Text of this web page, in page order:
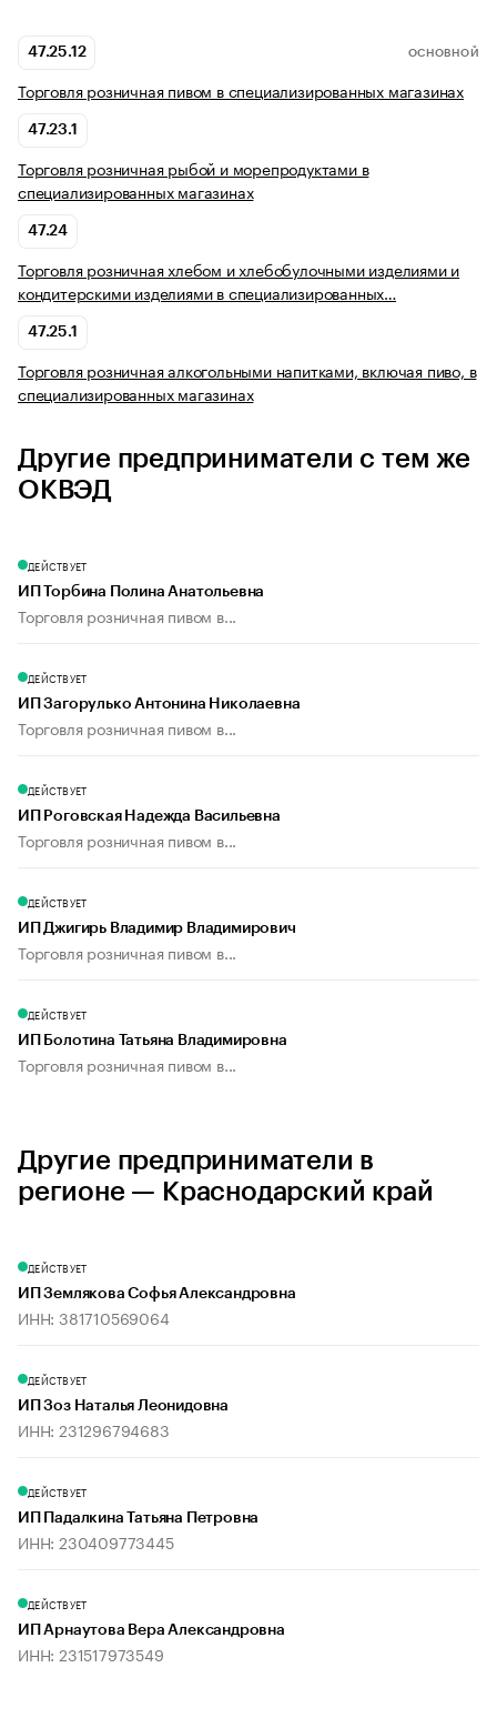
47.25.12 ОСНОВНОЙ
Торговля розничная пивом в специализированных магазинах
47.23.1
Торговля розничная рыбой и морепродуктами в
специализированных магазинах
47.24
Торговля розничная хлебом и хлебобулочными изделиями и
кондитерскими изделиями в специализированных…
47.25.1
Торговля розничная алкогольными напитками, включая пиво, в
специализированных магазинах
Другие предприниматели с тем же
ОКВЭД
ДЕЙСТВУЕТ
ИП Торбина Полина Анатольевна
Торговля розничная пивом в...
ДЕЙСТВУЕТ
ИП Загорулько Антонина Николаевна
Торговля розничная пивом в...
ДЕЙСТВУЕТ
ИП Роговская Надежда Васильевна
Торговля розничная пивом в...
ДЕЙСТВУЕТ
ИП Джигирь Владимир Владимирович
Торговля розничная пивом в...
ДЕЙСТВУЕТ
ИП Болотина Татьяна Владимировна
Торговля розничная пивом в...
Другие предприниматели в
регионе — Краснодарский край
ДЕЙСТВУЕТ
ИП Землякова Софья Александровна
ИНН: 381710569064
ДЕЙСТВУЕТ
ИП Зоз Наталья Леонидовна
ИНН: 231296794683
ДЕЙСТВУЕТ
ИП Падалкина Татьяна Петровна
ИНН: 230409773445
ДЕЙСТВУЕТ
ИП Арнаутова Вера Александровна
ИНН: 231517973549